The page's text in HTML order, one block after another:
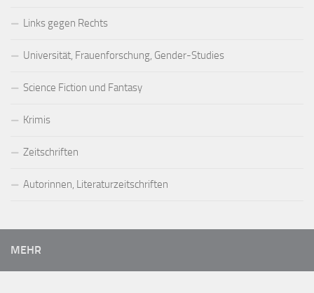
Links gegen Rechts
Universität, Frauenforschung, Gender-Studies
Science Fiction und Fantasy
Krimis
Zeitschriften
Autorinnen, Literaturzeitschriften
MEHR